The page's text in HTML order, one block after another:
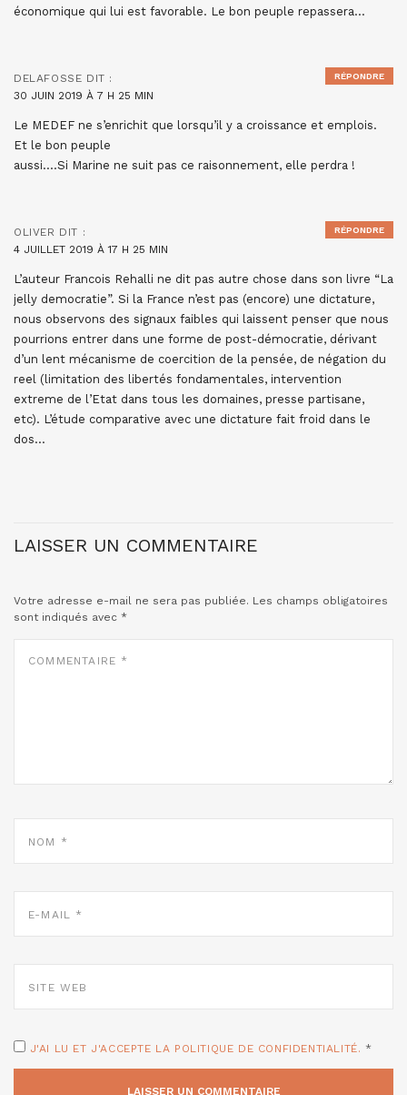
économique qui lui est favorable. Le bon peuple repassera…
DELAFOSSE DIT :
30 JUIN 2019 À 7 H 25 MIN
Le MEDEF ne s’enrichit que lorsqu’il y a croissance et emplois.
Et le bon peuple
aussi….Si Marine ne suit pas ce raisonnement, elle perdra !
RÉPONDRE
OLIVER DIT :
4 JUILLET 2019 À 17 H 25 MIN
L’auteur Francois Rehalli ne dit pas autre chose dans son livre “La
jelly democratie”. Si la France n’est pas (encore) une dictature,
nous observons des signaux faibles qui laissent penser que nous
pourrions entrer dans une forme de post-démocratie, dérivant
d’un lent mécanisme de coercition de la pensée, de négation du
reel (limitation des libertés fondamentales, intervention
extreme de l’Etat dans tous les domaines, presse partisane,
etc). L’étude comparative avec une dictature fait froid dans le
dos…
RÉPONDRE
LAISSER UN COMMENTAIRE
Votre adresse e-mail ne sera pas publiée. Les champs obligatoires
sont indiqués avec *
MAIL
WEB
J'AI LU ET J'ACCEPTE LA POLITIQUE DE CONFIDENTIALITÉ. *